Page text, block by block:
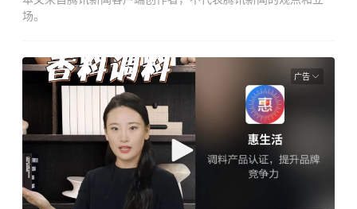
场。
广告